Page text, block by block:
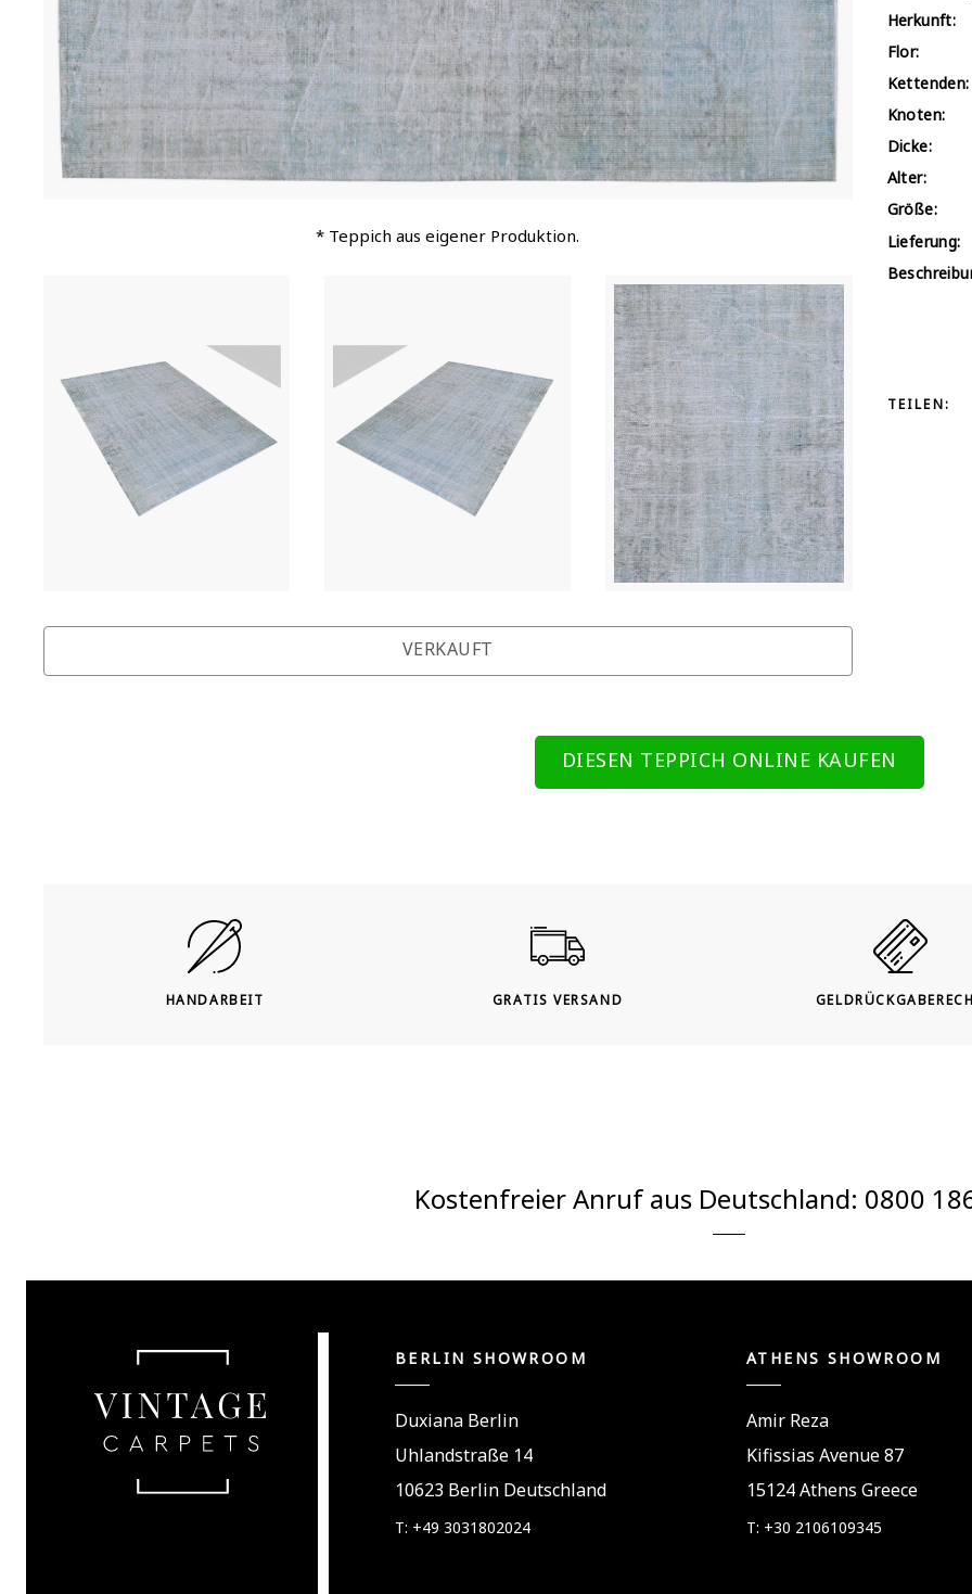
* Teppich aus eigener Produktion.
VERKAUFT
Herkunft:
Flor:
Kettenden:
Knoten:
Dicke:
Alter:
Größe:
Lieferung:
TEILEN:
DIESEN TEPPICH ONLINE KAUFEN
HANDARBEIT GRATIS VERSAND
Kostenfreier Anruf aus Deutschland: 0800
BERLIN SHOWROOM
Duxiana Berlin
Uhlandstraße 14
10623 Berlin Deutschland
T: +49 3031802024
ATHENS SHOWROOM
Amir Reza
Kifissias Avenue 87
15124 Athens Greece
T: +30 2106109345